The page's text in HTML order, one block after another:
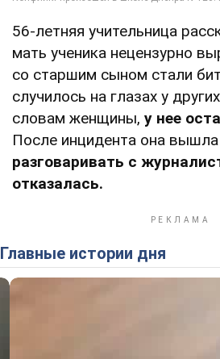
56-летняя учительница
мать ученика нецензурно
со старшим сыном стали
случилось на глазах у
словам женщины, у нее
После инцидента она вышла
разговаривать с
отказалась.
Главные истории дня